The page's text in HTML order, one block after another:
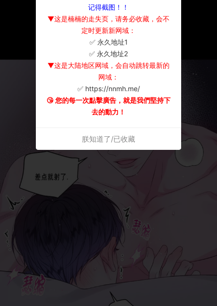
记得截图！！
▼这是楠楠的走失页，请务必收藏，会不
定时更新新网域：
✅ 永久地址1
✅ 永久地址2
▼这是大陆地区网域，会自动跳转最新的
网域：
✅ https://nnmh.me/
😘 您的每一次點擊廣告，就是我們堅持下
去的動力！
朕知道了/已收藏